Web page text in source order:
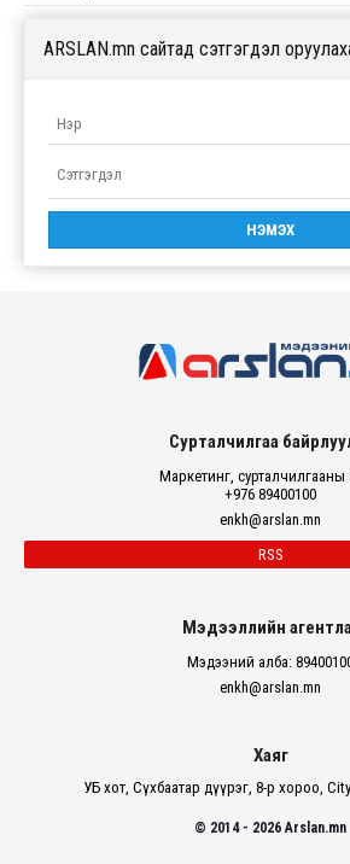
ARSLAN.mn сайтад сэтгэгдэл
Сурталчилгаа
Маркетинг, сурталчилгааны
+976 89400100
enkh@arslan.mn
RSS
Мэдээллийн
Мэдээний алба:
enkh@arslan.mn
Хаяг
УБ хот, Сүхбаатар дүүрэг, 8-р хороо,
© 2014 - 2026 Arslan.mn